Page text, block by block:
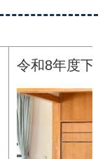
令和8年度下